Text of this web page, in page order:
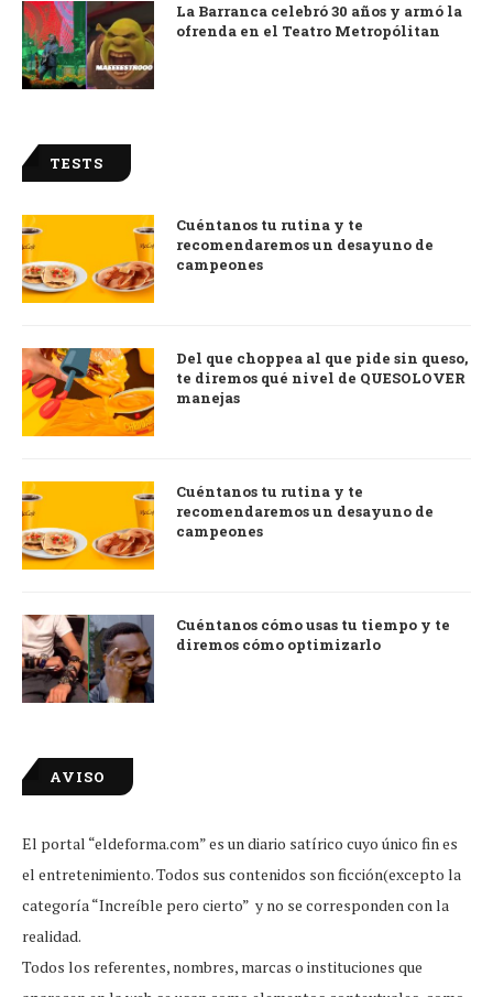
La Barranca celebró 30 años y armó la
ofrenda en el Teatro Metropólitan
TESTS
Cuéntanos tu rutina y te
recomendaremos un desayuno de
campeones
Del que choppea al que pide sin queso,
te diremos qué nivel de QUESOLOVER
manejas
Cuéntanos tu rutina y te
recomendaremos un desayuno de
campeones
Cuéntanos cómo usas tu tiempo y te
diremos cómo optimizarlo
AVISO
El portal “eldeforma.com” es un diario satírico cuyo único fin es
el entretenimiento. Todos sus contenidos son ficción(excepto la
categoría “Increíble pero cierto” y no se corresponden con la
realidad.
Todos los referentes, nombres, marcas o instituciones que